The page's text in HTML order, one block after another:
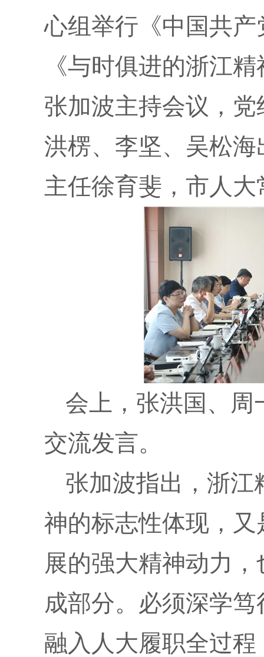
心组举行《中国共
《与时俱进的浙江
张加波主持会议，
洪楞、李坚、吴松
主任徐育斐，市人
会上，张洪国、周
交流发言。
张加波指出，浙江
神的标志性体现，
展的强大精神动力
成部分。必须深学
融入人大履职全过